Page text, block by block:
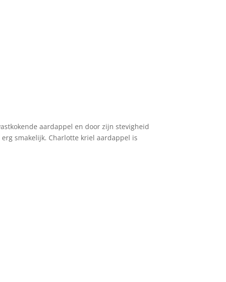
aardappel en door zijn stevigheid
smakelijk. Charlotte kriel aardappel is